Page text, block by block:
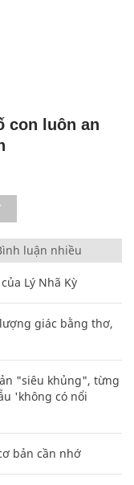
con luôn an
luận nhiều
Lý Nhã Kỳ
giác bằng thơ,
"siêu khủng", từng
'không có nổi
bản cần nhớ